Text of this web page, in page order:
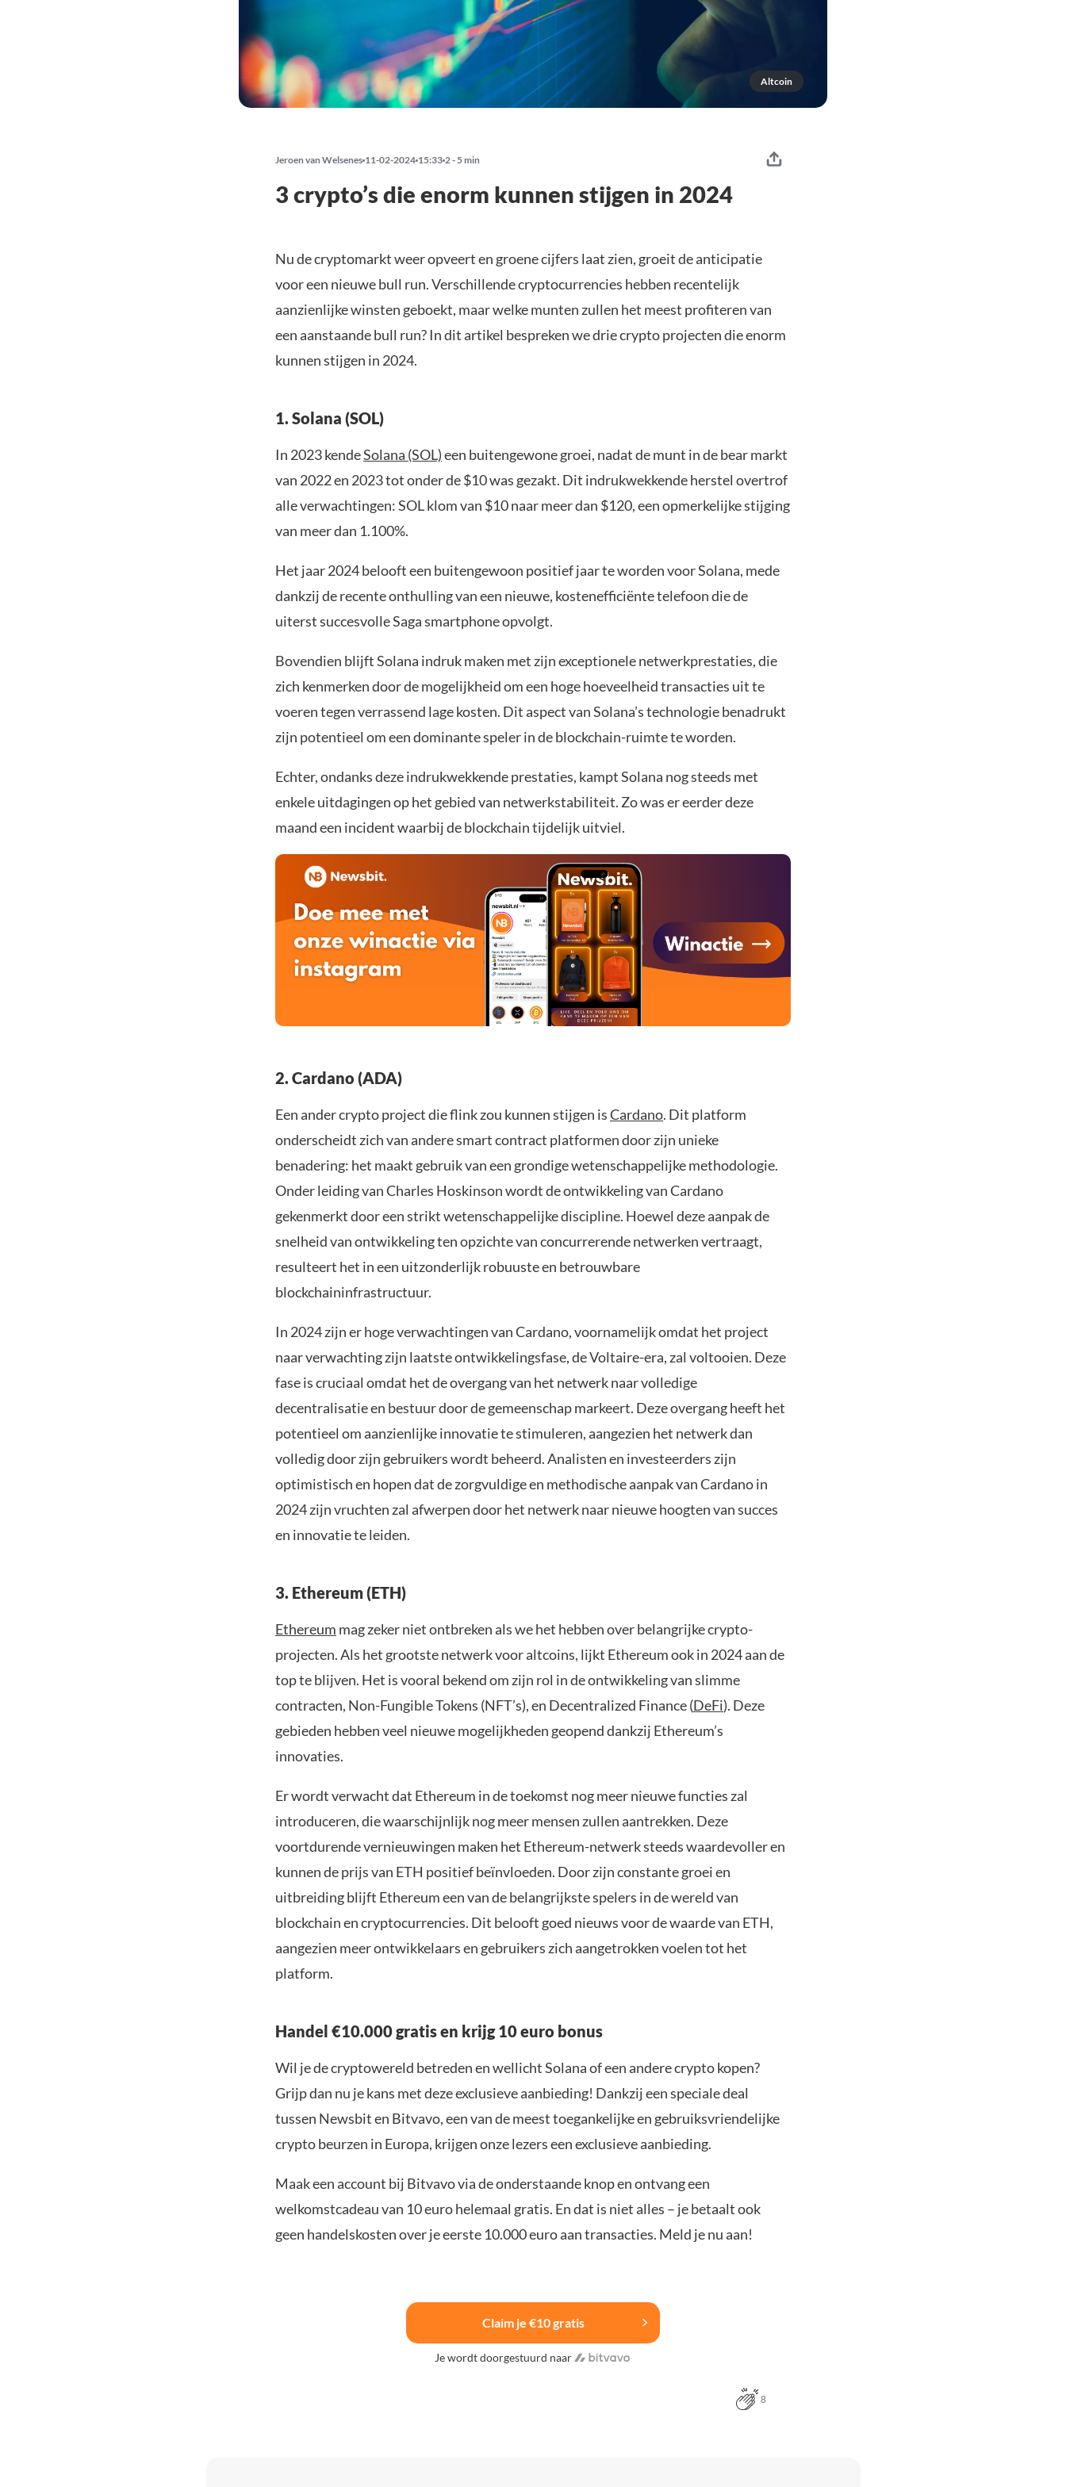
Altcoin
Jeroen van Welsenes 11-02-2024 15:33 2 - 5 min
3 crypto’s die enorm kunnen stijgen in 2024
Nu de cryptomarkt weer opveert en groene cijfers laat zien, groeit de anticipatie
voor een nieuwe bull run. Verschillende cryptocurrencies hebben recentelijk
aanzienlijke winsten geboekt, maar welke munten zullen het meest profiteren van
een aanstaande bull run? In dit artikel bespreken we drie crypto projecten die enorm
kunnen stijgen in 2024.
1. Solana (SOL)
In 2023 kendeSolana (SOL)een buitengewone groei, nadat de munt in de bear markt
van 2022 en 2023 tot onder de $10 was gezakt. Dit indrukwekkende herstel overtrof
alle verwachtingen: SOL klom van $10 naar meer dan $120, een opmerkelijke stijging
van meer dan 1.100%.
Het jaar 2024 belooft een buitengewoon positief jaar te worden voor Solana, mede
dankzij de recente onthulling van een nieuwe, kostenefficiënte telefoon die de
uiterst succesvolle Saga smartphone opvolgt.
Bovendien blijft Solana indruk maken met zijn exceptionele netwerkprestaties, die
zich kenmerken door de mogelijkheid om een hoge hoeveelheid transacties uit te
voeren tegen verrassend lage kosten. Dit aspect van Solana’s technologie benadrukt
zijn potentieel om een dominante speler in de blockchain-ruimte te worden.
Echter, ondanks deze indrukwekkende prestaties, kampt Solana nog steeds met
enkele uitdagingen op het gebied van netwerkstabiliteit. Zo was er eerder deze
maand een incident waarbij de blockchain tijdelijk uitviel.
2. Cardano (ADA)
Een ander crypto project die flink zou kunnen stijgen isCardano. Dit platform
onderscheidt zich van andere smart contract platformen door zijn unieke
benadering: het maakt gebruik van een grondige wetenschappelijke methodologie.
Onder leiding van Charles Hoskinson wordt de ontwikkeling van Cardano
gekenmerkt door een strikt wetenschappelijke discipline. Hoewel deze aanpak de
snelheid van ontwikkeling ten opzichte van concurrerende netwerken vertraagt,
resulteert het in een uitzonderlijk robuuste en betrouwbare
blockchaininfrastructuur.
In 2024 zijn er hoge verwachtingen van Cardano, voornamelijk omdat het project
naar verwachting zijn laatste ontwikkelingsfase, de Voltaire-era, zal voltooien. Deze
fase is cruciaal omdat het de overgang van het netwerk naar volledige
decentralisatie en bestuur door de gemeenschap markeert. Deze overgang heeft het
potentieel om aanzienlijke innovatie te stimuleren, aangezien het netwerk dan
volledig door zijn gebruikers wordt beheerd. Analisten en investeerders zijn
optimistisch en hopen dat de zorgvuldige en methodische aanpak van Cardano in
2024 zijn vruchten zal afwerpen door het netwerk naar nieuwe hoogten van succes
en innovatie te leiden.
3. Ethereum (ETH)
Ethereum mag zeker niet ontbreken als we het hebben over belangrijke crypto-
projecten. Als het grootste netwerk voor altcoins, lijkt Ethereum ook in 2024 aan de
top te blijven. Het is vooral bekend om zijn rol in de ontwikkeling van slimme
contracten, Non-Fungible Tokens (NFT’s), en Decentralized Finance (DeFi). Deze
gebieden hebben veel nieuwe mogelijkheden geopend dankzij Ethereum’s
innovaties.
Er wordt verwacht dat Ethereum in de toekomst nog meer nieuwe functies zal
introduceren, die waarschijnlijk nog meer mensen zullen aantrekken. Deze
voortdurende vernieuwingen maken het Ethereum-netwerk steeds waardevoller en
kunnen de prijs van ETH positief beïnvloeden. Door zijn constante groei en
uitbreiding blijft Ethereum een van de belangrijkste spelers in de wereld van
blockchain en cryptocurrencies. Dit belooft goed nieuws voor de waarde van ETH,
aangezien meer ontwikkelaars en gebruikers zich aangetrokken voelen tot het
platform.
Handel €10.000 gratis en krijg 10 euro bonus
Wil je de cryptowereld betreden en wellicht Solana of een andere crypto kopen?
Grijp dan nu je kans met deze exclusieve aanbieding! Dankzij een speciale deal
tussen Newsbit en Bitvavo, een van de meest toegankelijke en gebruiksvriendelijke
crypto beurzen in Europa, krijgen onze lezers een exclusieve aanbieding.
Maak een account bij Bitvavo via de onderstaande knop en ontvang een
welkomstcadeau van 10 euro helemaal gratis. En dat is niet alles – je betaalt ook
geen handelskosten over je eerste 10.000 euro aan transacties. Meld je nu aan!
Claim je €10 gratis
Je wordt doorgestuurd naar
8